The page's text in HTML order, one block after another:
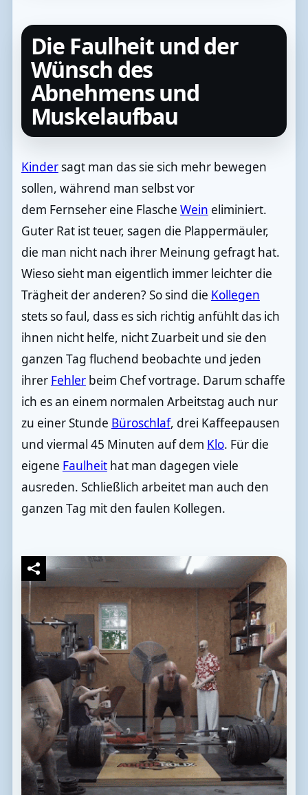
Die Faulheit und der
Wünsch des
Abnehmens und
Muskelaufbau
Kindersagt man das sie sich mehr bewegen
sollen, während man selbst vor
dem Fernseher eine Flasche Wein eliminiert.
Guter Rat ist teuer, sagen die Plappermäuler,
die man nicht nach ihrer Meinung gefragt hat.
Wieso sieht man eigentlich immer leichter die
Trägheit der anderen? So sind die Kollegen
stets so faul, dass es sich richtig anfühlt das ich
ihnen nicht helfe, nicht Zuarbeit und sie den
ganzen Tag fluchend beobachte und jeden
ihrer Fehlerbeim Chef vortrage. Darum schaffe
ich es an einem normalen Arbeitstag auch nur
zu einer Stunde Büroschlaf, drei Kaffeepausen
und viermal 45 Minuten auf dem Klo. Für die
eigene Faulheithat man dagegen viele
ausreden. Schließlich arbeitet man auch den
ganzen Tag mit den faulen Kollegen.